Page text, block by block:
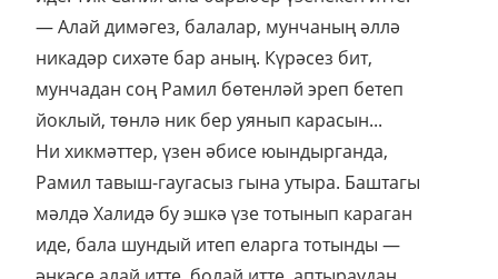
— Алай димәгез, балалар, мунчаның әллә
никадәр сихәте бар аның. Күрәсез бит,
мунчадан соң Рамил бөтенләй эреп бетеп
йоклый, төнлә ник бер уянып карасын...
Ни хикмәттер, үзен әбисе юындырганда,
Рамил тавыш-гаугасыз гына утыра. Баштагы
мәлдә Халидә бу эшкә үзе тотынып караган
иде, бала шундый итеп еларга тотынды —